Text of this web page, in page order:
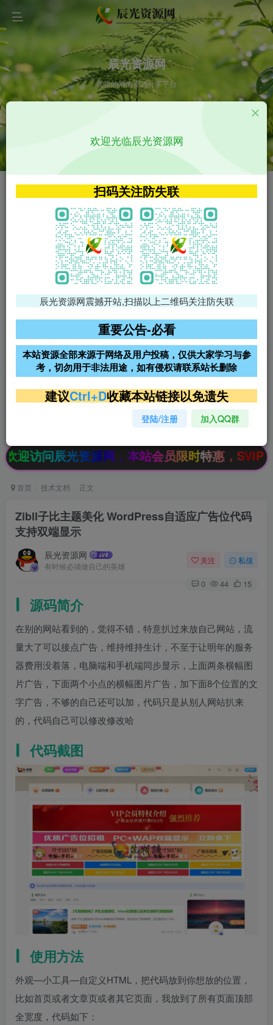
辰光资源网
优质的网络资源分享平台
VIP特权介绍 APP源码
VIP特权介绍
火
VIP特权介绍
影视源码
影视源码
免费领支付宝红包
腾讯轻量4核4G3M服务器38元/
阿里云2核2G200M服务器68元/
年
雨云高防免备案服务器
超低价文字广告位招租 超低价文字广告位招租
超低价文字广告位招租
问辰光资源网，本站会员限时特惠，SVIP终生会
首页 技术文档 正文
Zibll子比主题美化 WordPress自适应广告位代码
支持双端显示
辰光资源网
有时候必须做自己的英雄
关注 私信
0 44 15
源码简介
在别的网站看到的，觉得不错，特意扒过来放自己网站，流
量大了可以接点广告，维持维持生计，不至于让明年的服务
器费用没着落，电脑端和手机端同步显示，上面两条横幅图
片广告，下面两个小点的横幅图片广告，加下面8个位置的文
字广告，不够的自己还可以加，代码只是从别人网站扒来
的，代码自己可以修改修改哈
代码截图
使用方法
外观—小工具—自定义HTML，把代码放到你想放的位置，
比如首页或者文章页或者其它页面，我放到了所有页面顶部
全宽度，代码如下：
欢迎光临辰光资源网
扫码关注防失联
辰光资源网震撼开站,扫描以上二维码关注防失联
重要公告-必看
本站资源全部来源于网络及用户投稿，仅供大家学习与参
考，切勿用于非法用途，如有侵权请联系站长删除
建议Ctrl+D收藏本站链接以免遗失
登陆/注册 加入QQ群